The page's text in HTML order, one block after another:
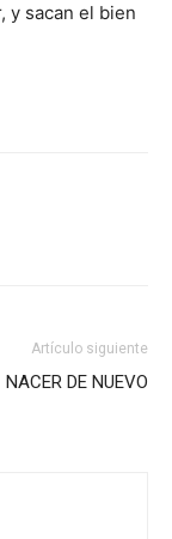
y sacan el bien
Artículo siguiente
NACER DE NUEVO